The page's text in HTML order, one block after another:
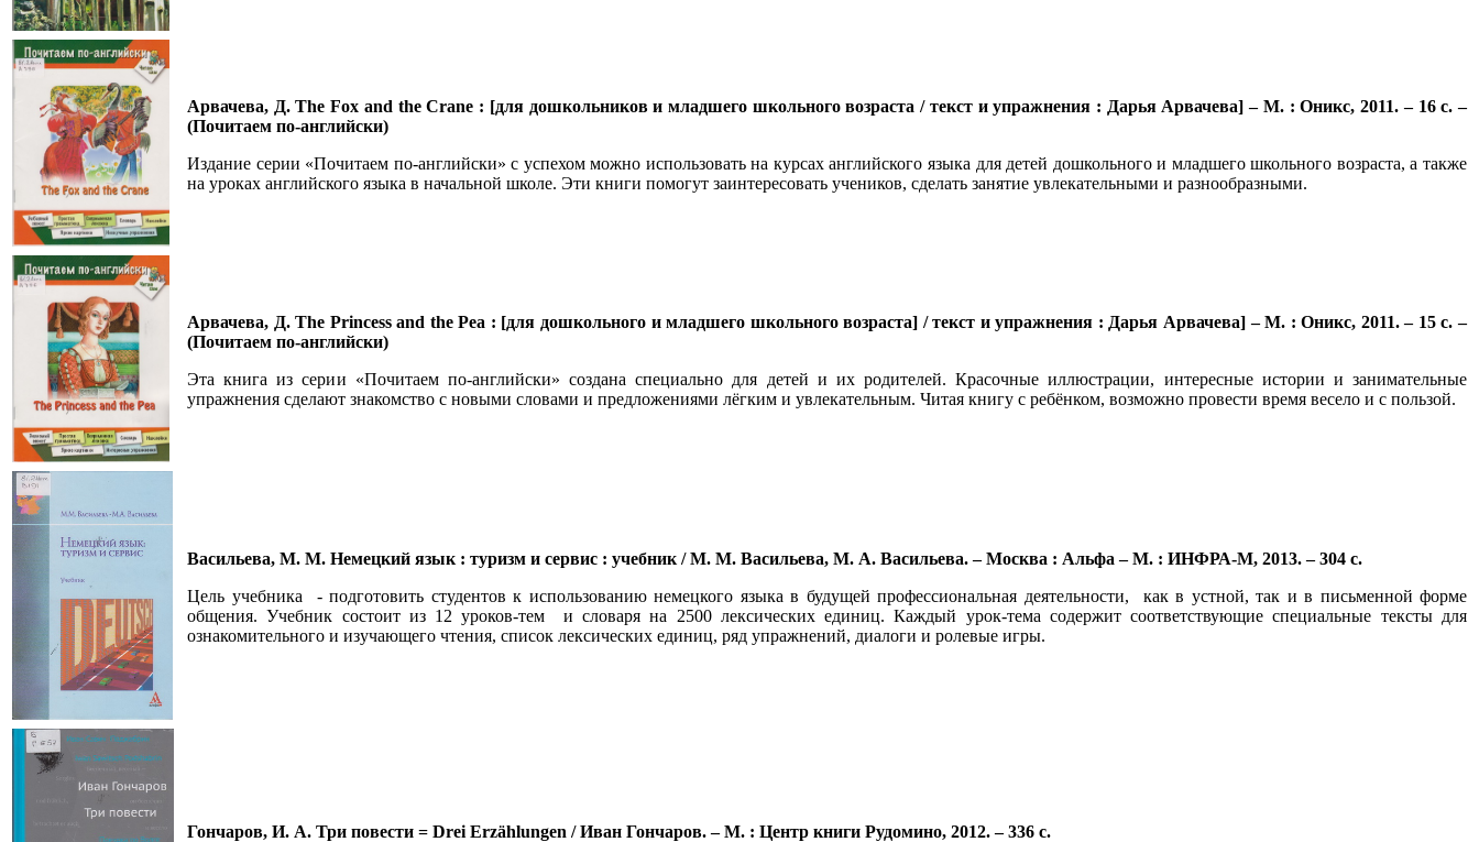
Арвачева, Д. The Fox and the Crane : [для дошкольников и младшего школьного возраста / текст и упражнения : Дарья Арвачева] – М. : Оникс, 2011. – 16 с. –
(Почитаем по-английски)
Издание серии «Почитаем по-английски» с успехом можно использовать на курсах английского языка для детей дошкольного и младшего школьного возраста, а также
на уроках английского языка в начальной школе. Эти книги помогут заинтересовать учеников, сделать занятие увлекательными и разнообразными.
Арвачева, Д. The Princess and the Pea : [для дошкольного и младшего школьного возраста] / текст и упражнения : Дарья Арвачева] – М. : Оникс, 2011. – 15 с. –
(Почитаем по-английски)
Эта книга из серии «Почитаем по-английски» создана специально для детей и их родителей. Красочные иллюстрации, интересные истории и занимательные
упражнения сделают знакомство с новыми словами и предложениями лёгким и увлекательным. Читая книгу с ребёнком, возможно провести время весело и с пользой.
Васильева, М. М. Немецкий язык : туризм и сервис : учебник / М. М. Васильева, М. А. Васильева. – Москва : Альфа – М. : ИНФРА-М, 2013. – 304 с.
Цель учебника - подготовить студентов к использованию немецкого языка в будущей профессиональная деятельности, как в устной, так и в письменной форме
общения. Учебник состоит из 12 уроков-тем и словаря на 2500 лексических единиц. Каждый урок-тема содержит соответствующие специальные тексты для
ознакомительного и изучающего чтения, список лексических единиц, ряд упражнений, диалоги и ролевые игры.
Гончаров, И. А. Три повести = Drei Erzählungen / Иван Гончаров. – М. : Центр книги Рудомино, 2012. – 336 с.